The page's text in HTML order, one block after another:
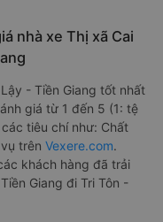
nhà xe Thị xã Cai
- Tiền Giang tốt nhất
giá từ 1 đến 5 (1: tệ
tiêu chí như: Chất
trên Vexere.com.
khách hàng đã trải
Giang đi Tri Tôn -